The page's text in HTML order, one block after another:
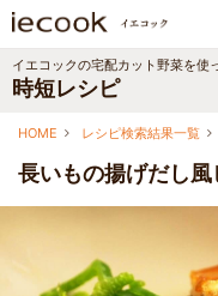
イエコックの宅配カット野菜を使
時短レシピ
HOME レシピ検索結果一覧
長いもの揚げだし風